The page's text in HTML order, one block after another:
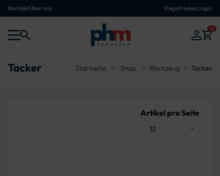
KontaktÜber uns RegistrierenLogin
0
Tacker Startseite Shop Werkzeug Tacker
Artikel pro Seite
12